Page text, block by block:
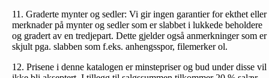
11. Graderte mynter og sedler: Vi gir ingen garantier for ekthet eller
merknader på mynter og sedler som er slabbet i lukkede beholdere
og gradert av en tredjepart. Dette gjelder også anmerkninger som er
skjult pga. slabben som f.eks. anhengsspor, filemerker ol.
12. Prisene i denne katalogen er minstepriser og bud under disse vil